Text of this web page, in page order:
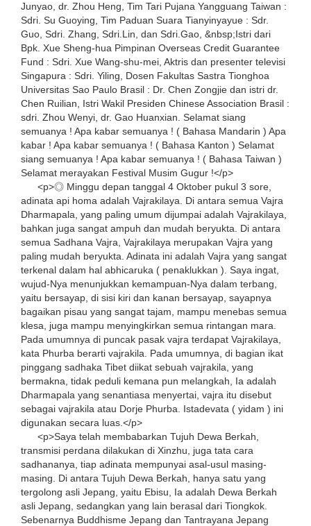
Junyao, dr. Zhou Heng, Tim Tari Pujana Yangguang Taiwan :
Sdri. Su Guoying, Tim Paduan Suara Tianyinyayue : Sdr.
Guo, Sdri. Zhang, Sdri.Lin, dan Sdri.Gao, &nbsp;Istri dari
Bpk. Xue Sheng-hua Pimpinan Overseas Credit Guarantee
Fund : Sdri. Xue Wang-shu-mei, Aktris dan presenter televisi
Singapura : Sdri. Yiling, Dosen Fakultas Sastra Tionghoa
Universitas Sao Paulo Brasil : Dr. Chen Zongjie dan istri dr.
Chen Ruilian, Istri Wakil Presiden Chinese Association Brasil :
sdri. Zhou Wenyi, dr. Gao Huanxian. Selamat siang
semuanya ! Apa kabar semuanya ! ( Bahasa Mandarin ) Apa
kabar ! Apa kabar semuanya ! ( Bahasa Kanton ) Selamat
siang semuanya ! Apa kabar semuanya ! ( Bahasa Taiwan )
Selamat merayakan Festival Musim Gugur !</p>
<p>◎ Minggu depan tanggal 4 Oktober pukul 3 sore,
adinata api homa adalah Vajrakilaya. Di antara semua Vajra
Dharmapala, yang paling umum dijumpai adalah Vajrakilaya,
bahkan juga sangat ampuh dan mudah beryukta. Di antara
semua Sadhana Vajra, Vajrakilaya merupakan Vajra yang
paling mudah beryukta. Adinata ini adalah Vajra yang sangat
terkenal dalam hal abhicaruka ( penaklukkan ). Saya ingat,
wujud-Nya menunjukkan kemampuan-Nya dalam terbang,
yaitu bersayap, di sisi kiri dan kanan bersayap, sayapnya
bagaikan pisau yang sangat tajam, mampu menebas semua
klesa, juga mampu menyingkirkan semua rintangan mara.
Pada umumnya di puncak pasak vajra terdapat Vajrakilaya,
kata Phurba berarti vajrakila. Pada umumnya, di bagian ikat
pinggang sadhaka Tibet diikat sebuah vajrakila, yang
bermakna, tidak peduli kemana pun melangkah, Ia adalah
Dharmapala yang senantiasa menyertai, vajra itu disebut
sebagai vajrakila atau Dorje Phurba. Istadevata ( yidam ) ini
digunakan secara luas.</p>
<p>Saya telah membabarkan Tujuh Dewa Berkah,
transmisi perdana dilakukan di Xinzhu, juga tata cara
sadhananya, tiap adinata mempunyai asal-usul masing-
masing. Di antara Tujuh Dewa Berkah, hanya satu yang
tergolong asli Jepang, yaitu Ebisu, Ia adalah Dewa Berkah
asli Jepang, sedangkan yang lain berasal dari Tiongkok.
Sebenarnya Buddhisme Jepang dan Tantrayana Jepang